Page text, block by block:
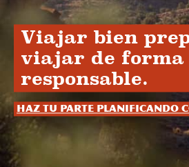
Viajar bien
viajar de forma
responsable.
Haz tu parte planificando